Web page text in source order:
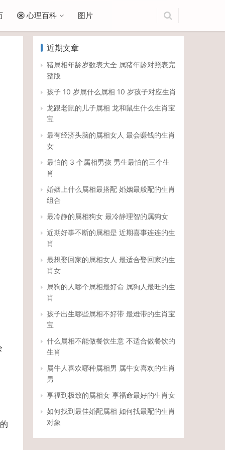
心理百科 图片
近期文章
猪属相年龄岁数表大全 属猪年龄对照表完
整版
孩子 10 岁属什么属相 10 岁孩子对应生肖
龙跟老鼠的儿子属相 龙和鼠生什么生肖宝
宝
最有经济头脑的属相女人 最会赚钱的生肖
女
最怕的 3 个属相男孩 男生最怕的三个生
肖
婚姻上什么属相最搭配 婚姻最般配的生肖
组合
最冷静的属相狗女 最冷静理智的属狗女
近期好事不断的属相是 近期喜事连连的生
肖
最想娶回家的属相女人 最适合娶回家的生
肖女
属狗的人哪个属相最好命 属狗人最旺的生
肖
孩子出生哪些属相不好带 最难带的生肖宝
宝
什么属相不能做餐饮生意 不适合做餐饮的
生肖
属牛人喜欢哪种属相男 属牛女喜欢的生肖
男
享福到极致的属相女 享福命最好的生肖女
如何找到最佳婚配属相 如何找最配的生肖
对象